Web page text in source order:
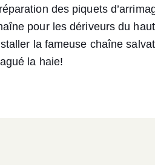
des piquets
pour les dériveurs du haut
la fameuse chaîne
la haie!